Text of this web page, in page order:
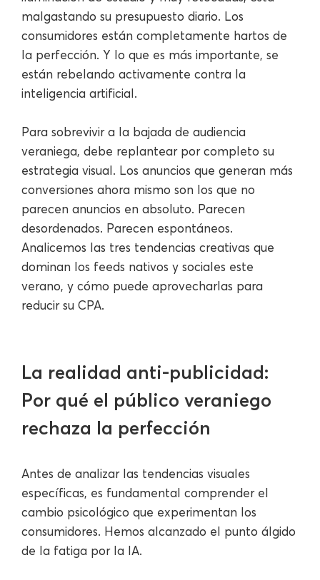
malgastando su presupuesto diario. Los
consumidores están completamente hartos de
la perfección. Y lo que es más importante, se
están rebelando activamente contra la
inteligencia artificial.
Para sobrevivir a la bajada de audiencia
veraniega, debe replantear por completo su
estrategia visual. Los anuncios que generan más
conversiones ahora mismo son los que no
parecen anuncios en absoluto. Parecen
desordenados. Parecen espontáneos.
Analicemos las tres tendencias creativas que
dominan los feeds nativos y sociales este
verano, y cómo puede aprovecharlas para
reducir su CPA.
La realidad anti-publicidad:
Por qué el público veraniego
rechaza la perfección
Antes de analizar las tendencias visuales
específicas, es fundamental comprender el
cambio psicológico que experimentan los
consumidores. Hemos alcanzado el punto álgido
de la fatiga por la IA.